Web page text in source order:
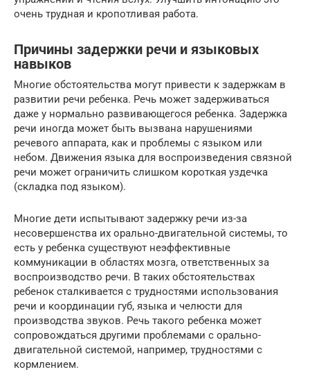
очень трудная и кропотливая работа.
Причины задержки речи и языковых
навыков
Многие обстоятельства могут привести к задержкам в
развитии речи ребенка. Речь может задерживаться
даже у нормально развивающегося ребенка. Задержка
речи иногда может быть вызвана нарушениями
речевого аппарата, как и проблемы с языком или
небом. Движения языка для воспроизведения связной
речи может ограничить слишком короткая уздечка
(складка под языком).
Многие дети испытывают задержку речи из-за
несовершенства их орально-двигательной системы, то
есть у ребенка существуют неэффективные
коммуникации в областях мозга, ответственных за
воспроизводство речи. В таких обстоятельствах
ребенок сталкивается с трудностями использования
речи и координации губ, языка и челюсти для
производства звуков. Речь такого ребенка может
сопровождаться другими проблемами с орально-
двигательной системой, например, трудностями с
кормлением.